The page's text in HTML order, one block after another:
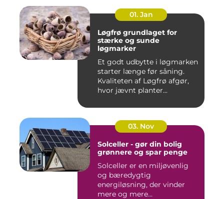
01. Jan
Løgfrø grundlaget for
stærke og sunde
løgmarker
Et godt udbytte i løgmarken
starter længe før såning.
Kvaliteten af Løgfrø afgør,
hvor jævnt planter...
03. Nov
Solceller - gør din bolig
grønnere og spar penge
Solceller er en miljøvenlig
og bæredygtig
energiløsning, der vinder
mere og mere...